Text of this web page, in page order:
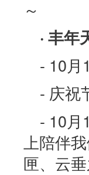
～
· 丰年
- 10月
- 庆祝
- 10月
上陪伴
匣、云